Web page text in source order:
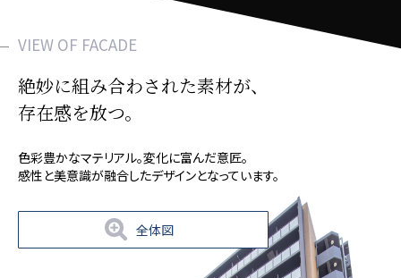
VIEW OF FACADE
絶妙に組み合わされた素材が、
存在感を放つ。
色彩豊かなマテリアル。変化に富んだ意匠。
感性と美意識が融合したデザインとなっています。
全体図